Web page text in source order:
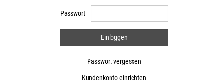
Passwort
Passwort vergessen
Kundenkonto einrichten